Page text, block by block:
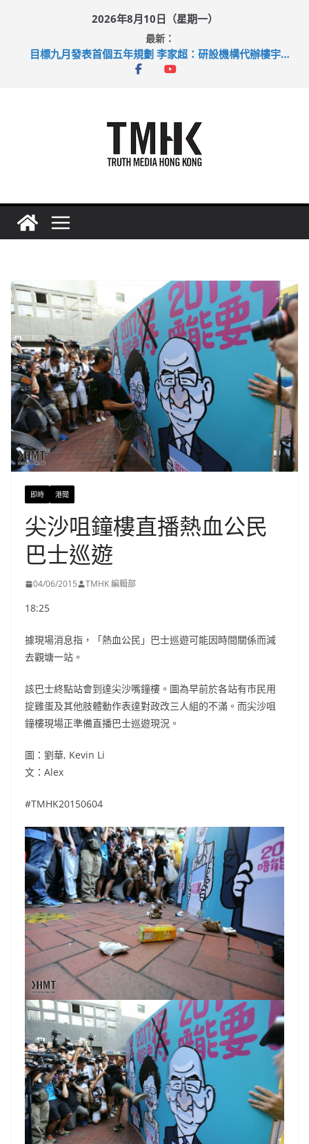
content
2026年8月10日（星期一）
最新：
涉造假公屋富戶申報表 倉管員准保釋候訊
即時 港聞
尖沙咀鐘樓直播熱血公民
巴士巡遊
04/06/2015 TMHK 編輯部
18:25
據現場消息指，「熱血公民」巴士巡遊可能因時間關係而減
去觀塘一站。
該巴士終點站會到達尖沙嘴鐘樓。圖為早前於各站有市民用
掟雞蛋及其他肢體動作表達對政改三人組的不滿。而尖沙咀
鐘樓現場正準備直播巴士巡遊現況。
圖：劉華, Kevin Li
文：Alex
#TMHK20150604